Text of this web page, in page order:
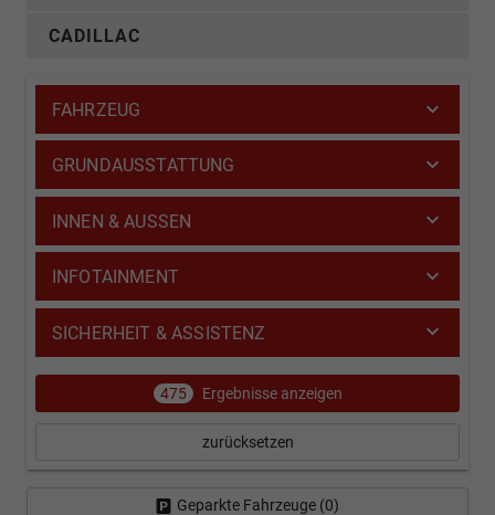
CADILLAC
FAHRZEUG
GRUNDAUSSTATTUNG
INNEN & AUSSEN
INFOTAINMENT
SICHERHEIT & ASSISTENZ
475 Ergebnisse anzeigen
zurücksetzen
Geparkte Fahrzeuge (0)